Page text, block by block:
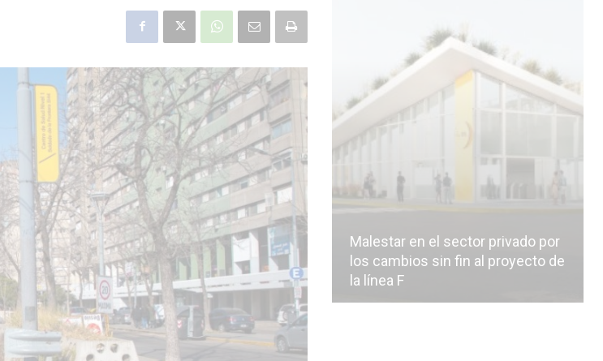
Malestar en el sector privado por
los cambios sin fin al proyecto de
la línea F